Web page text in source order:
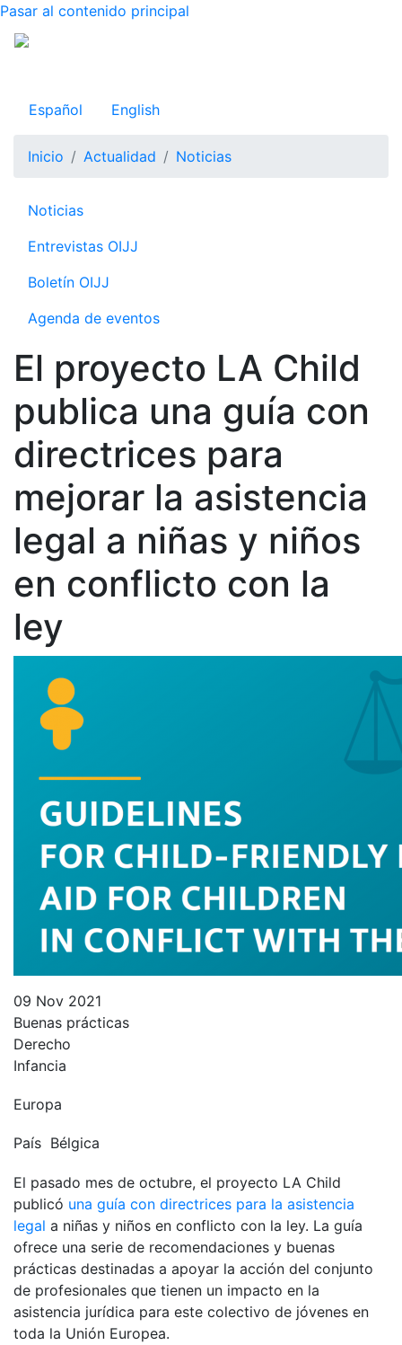
Pasar al contenido principal
Español English
Inicio Actualidad Noticias
El proyecto LA Child
publica una guía con
directrices para
mejorar la asistencia
legal a niñas y niños
en conflicto con la
ley
09 Nov 2021
Buenas prácticas
Derecho
Infancia
Europa
País Bélgica
El pasado mes de octubre, el proyecto LA Child
publicó una guía con directrices para la asistencia
legal a niñas y niños en conflicto con la ley. La guía
ofrece una serie de recomendaciones y buenas
prácticas destinadas a apoyar la acción del conjunto
de profesionales que tienen un impacto en la
asistencia jurídica para este colectivo de jóvenes en
toda la Unión Europea.
Navegación principal
Noticias
Entrevistas OIJJ
Boletín OIJJ
Agenda de eventos